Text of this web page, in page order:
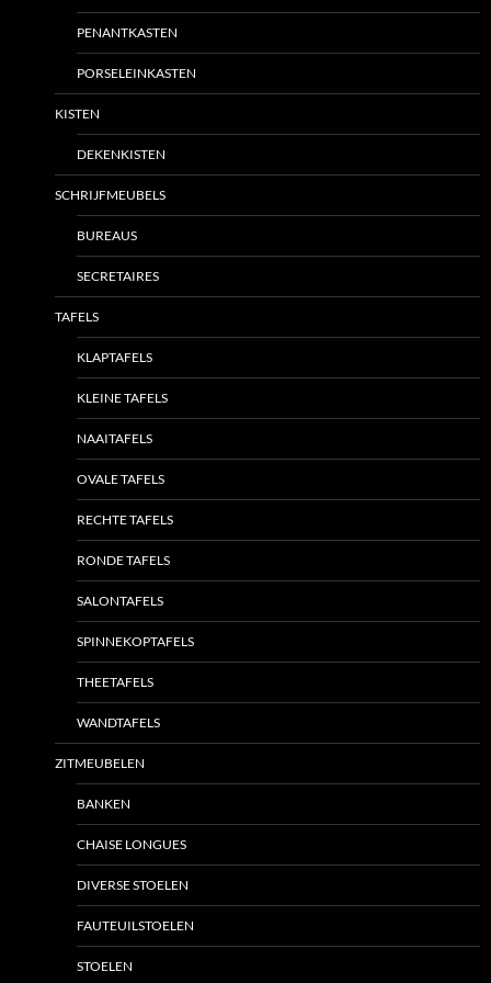
PENANTKASTEN
PORSELEINKASTEN
KISTEN
DEKENKISTEN
SCHRIJFMEUBELS
BUREAUS
SECRETAIRES
TAFELS
KLAPTAFELS
KLEINE TAFELS
NAAITAFELS
OVALE TAFELS
RECHTE TAFELS
RONDE TAFELS
SALONTAFELS
SPINNEKOPTAFELS
THEETAFELS
WANDTAFELS
ZITMEUBELEN
BANKEN
CHAISE LONGUES
DIVERSE STOELEN
FAUTEUILSTOELEN
STOELEN